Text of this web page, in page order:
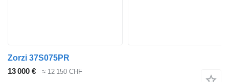
Zorzi 37S075PR
13 000 €
≈ 12 150 CHF